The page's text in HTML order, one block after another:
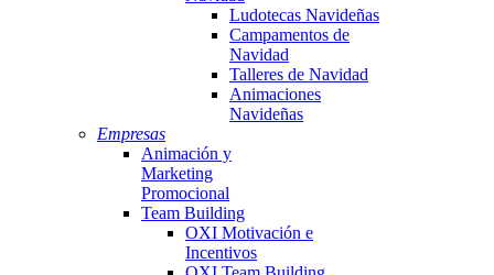
Ludotecas Navideñas
Campamentos de
Navidad
Talleres de Navidad
Animaciones
Navideñas
Empresas
Animación y
Marketing
Promocional
Team Building
OXI Motivación e
Incentivos